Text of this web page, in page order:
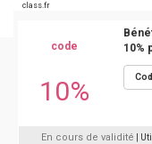
class.fr
code
10%
10%
En cours de validité |